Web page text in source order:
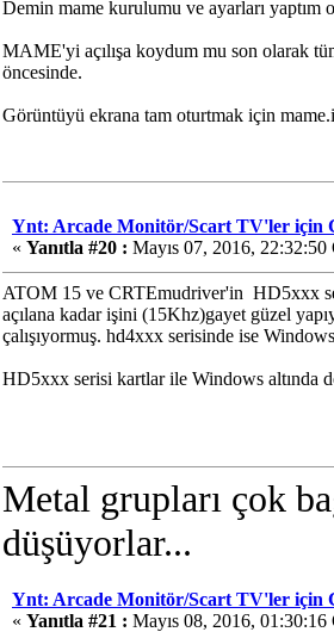
Demin mame kurulumu ve ayarları yaptım
MAME'yi açılışa koydum mu son olarak
öncesinde.
Görüntüyü ekrana tam oturtmak için
Ynt: Arcade Monitör/Scart TV'ler için
« Yanıtla #20 : Mayıs 07, 2016, 22:32:50
ATOM 15 ve CRTEmudriver'in HD5xxx
açılana kadar işini (15Khz)gayet güzel
çalışıyormuş. hd4xxx serisinde ise
HD5xxx serisi kartlar ile Windows altında
Metal grupları çok
düşüyorlar...
Ynt: Arcade Monitör/Scart TV'ler için
« Yanıtla #21 : Mayıs 08, 2016, 01:30:16